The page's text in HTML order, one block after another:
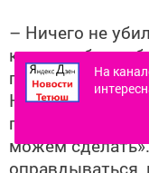
– Ничего не
которые будут
перспектив нет.
Нагуманова,
подскажите
можем
оправдываться,
На